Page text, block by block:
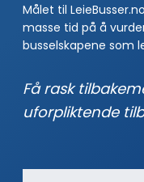
Målet til
masse tid på å
busselskapene som
Få rask
uforpliktende